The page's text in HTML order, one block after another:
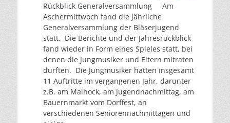
Rückblick Generalversammlung Am
Aschermittwoch fand die jährliche
Generalversammlung der Bläserjugend
statt. Die Berichte und der Jahresrückblick
fand wieder in Form eines Spieles statt, bei
denen die Jungmusiker und Eltern mitraten
durften. Die Jungmusiker hatten insgesamt
11 Auftritte im vergangenen Jahr, darunter
z.B. am Maihock, am Jugendnachmittag, am
Bauernmarkt vom Dorffest, an
verschiedenen Seniorennachmittagen und